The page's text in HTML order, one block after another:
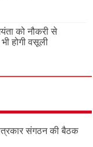
को नौकरी से
होगी वसूली
संगठन की बैठक